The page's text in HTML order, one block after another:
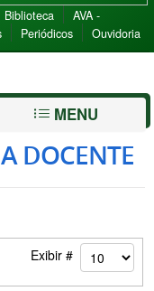
Biblioteca
AVA -
Periódicos Ouvidoria
MENU
DOCENTE
Exibir #